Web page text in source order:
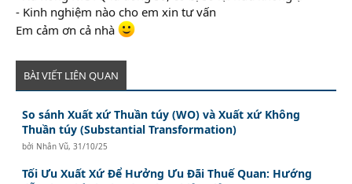
- Kinh nghiệm nào cho em xin tư vấn
Em cảm ơn cả nhà
BÀI VIẾT LIÊN QUAN
So sánh Xuất xứ Thuần túy (WO) và Xuất xứ Không
Thuần túy (Substantial Transformation)
bởi Nhân Vũ,31/10/25
Tối Ưu Xuất Xứ Để Hưởng Ưu Đãi Thuế Quan: Hướng